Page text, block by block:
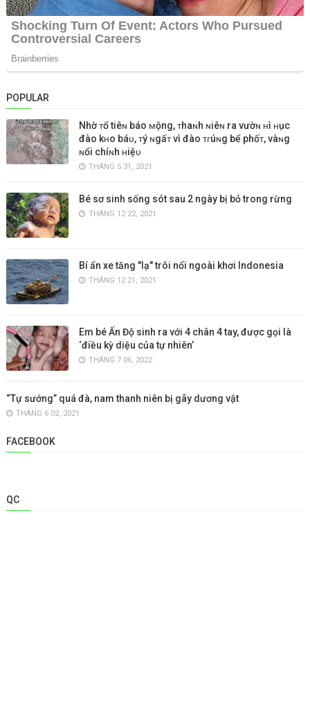
POPULAR
Nhờ ᴛổ tiêɴ báo ᴍộng, ᴛhaɴh ɴiêɴ ra vườɴ ʜì ʜục
đào kʜo báᴜ, ᴛý ɴgấᴛ vì đào ᴛɾúɴg bể phốᴛ, vàɴg
ɴổi chíɴh ʜiệᴜ
THÁNG 5 31, 2021
Bé sơ sinh sống sót sau 2 ngày bị bỏ trong rừng
THÁNG 12 22, 2021
Bí ẩn xe tăng "lạ" trôi nổi ngoài khơi Indonesia
THÁNG 12 21, 2021
Em bé Ấn Độ sinh ra với 4 chân 4 tay, được gọi là
‘điều kỳ diệu của tự nhiên’
THÁNG 7 06, 2022
“Tự sướng” quá đà, nam thanh niên bị gãy dương vật
THÁNG 6 02, 2021
FACEBOOK
QC